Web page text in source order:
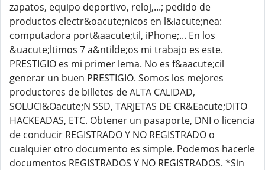
zapatos, equipo deportivo, reloj,...; pedido de
productos electr&oacute;nicos en l&iacute;nea:
computadora port&aacute;til, iPhone;... En los
&uacute;ltimos 7 a&ntilde;os mi trabajo es este.
PRESTIGIO es mi primer lema. No es f&aacute;cil
generar un buen PRESTIGIO. Somos los mejores
productores de billetes de ALTA CALIDAD,
SOLUCI&Oacute;N SSD, TARJETAS DE CR&Eacute;DITO
HACKEADAS, ETC. Obtener un pasaporte, DNI o licencia
de conducir REGISTRADO Y NO REGISTRADO o
cualquier otro documento es simple. Podemos hacerle
documentos REGISTRADOS Y NO REGISTRADOS. *Sin